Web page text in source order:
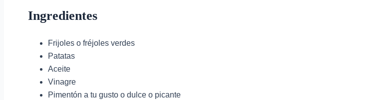
Ingredientes
Frijoles o fréjoles verdes
Patatas
Aceite
Vinagre
Pimentón a tu gusto o dulce o picante